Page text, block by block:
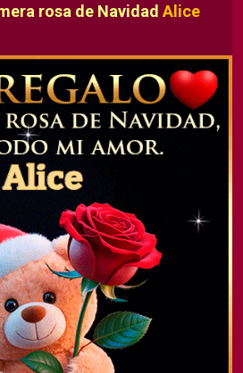
rosa de Navidad Alice